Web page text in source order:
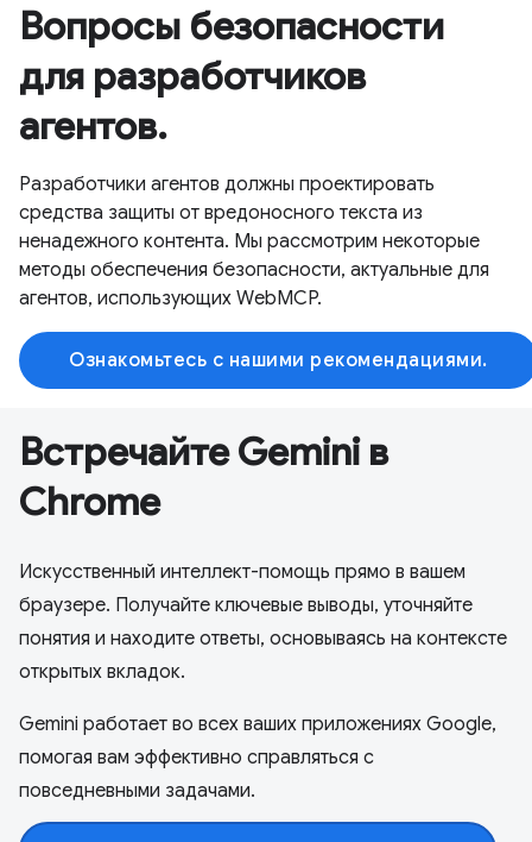
Вопросы безопасности
для разработчиков
агентов.
Разработчики агентов должны проектировать
средства защиты от вредоносного текста из
ненадежного контента. Мы рассмотрим некоторые
методы обеспечения безопасности, актуальные для
агентов, использующих WebMCP.
Ознакомьтесь с нашими рекомендациями.
Встречайте Gemini в
Chrome
Искусственный интеллект-помощь прямо в вашем
браузере. Получайте ключевые выводы, уточняйте
понятия и находите ответы, основываясь на контексте
открытых вкладок.
Gemini работает во всех ваших приложениях Google,
помогая вам эффективно справляться с
повседневными задачами.